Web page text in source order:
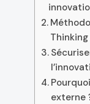
externe